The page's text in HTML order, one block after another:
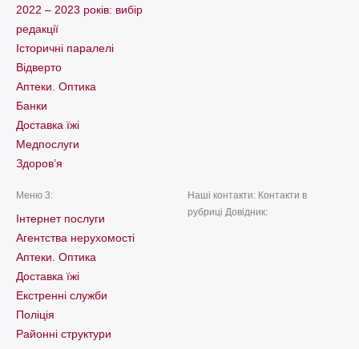
2022 – 2023 років: вибір
редакції
Історичні паралелі
Відверто
Аптеки. Оптика
Банки
Доставка їжі
Медпослуги
Здоров’я
Меню 3:
Інтернет послуги
Агентства нерухомості
Аптеки. Оптика
Доставка їжі
Екстренні служби
Поліція
Районні структури
Наші контакти: Контакти в
рубриці Довідник: